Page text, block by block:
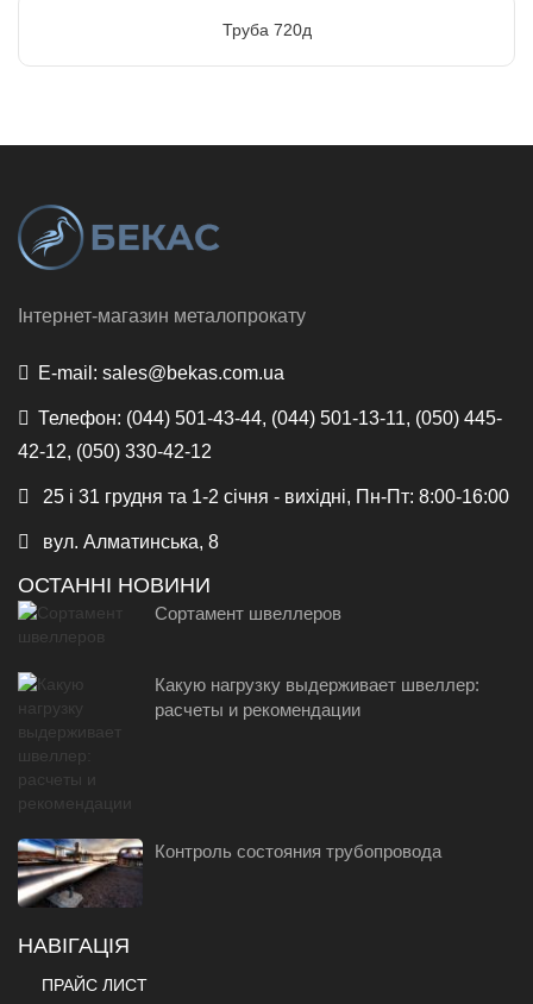
Труба 720д
Інтернет-магазин металопрокату
E-mail: sales@bekas.com.ua
Телефон: (044) 501-43-44, (044) 501-13-11, (050) 445-
42-12, (050) 330-42-12
25 і 31 грудня та 1-2 січня - вихідні, Пн-Пт: 8:00-16:00
вул. Алматинська, 8
ОСТАННІ НОВИНИ
Сортамент швеллеров
Какую нагрузку выдерживает швеллер:
расчеты и рекомендации
Контроль состояния трубопровода
НАВІГАЦІЯ
ПРАЙС ЛИСТ